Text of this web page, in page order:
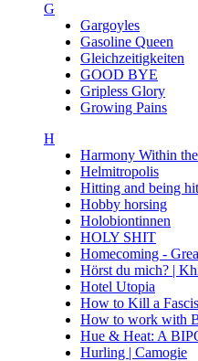
G
Gargoyles
Gasoline Queen
Gleichzeitigkeiten
GOOD BYE
Gripless Glory
Growing Pains
H
Harmony Within
Helmitropolis
Hitting and being
Hobby horsing
Holobiontinnen
HOLY SHIT
Homecoming -
Hörst du mich? |
Hotel Utopia
How to Kill a
How to work with
Hue & Heat: A
Hurling | Camogie